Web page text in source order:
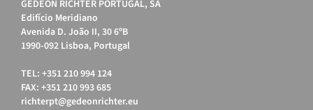
GEDEON RICHTER PORTUGAL, SA
Edifício Meridiano
Avenida D. João II, 30 6ºB
1990-092 Lisboa, Portugal
TEL: +351 210 994 124
FAX: +351 210 993 685
richterpt@gedeonrichter.eu